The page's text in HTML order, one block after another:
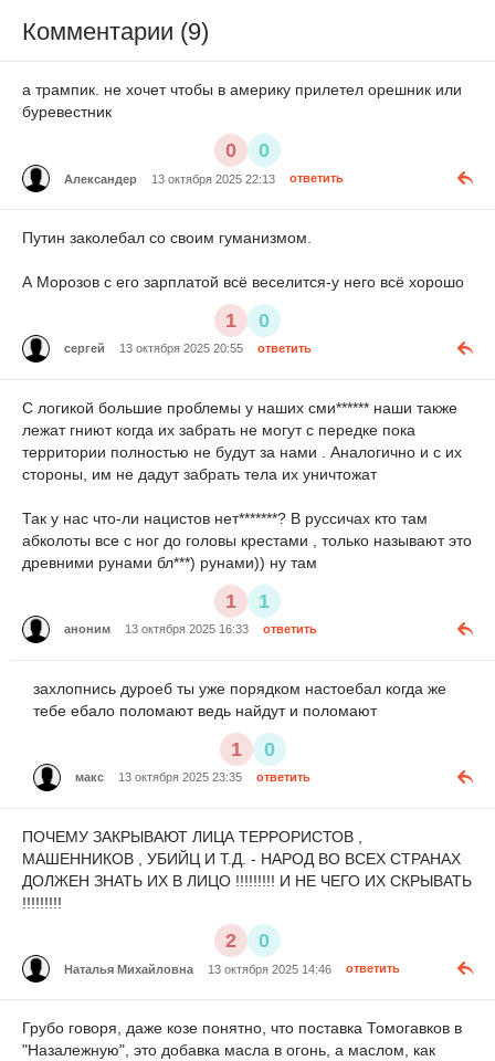
Комментарии (9)
а трампик. не хочет чтобы в америку прилетел орешник или
буревестник
0 0
Александер 13 октября 2025 22:13 ответить
Путин заколебал со своим гуманизмом.
А Морозов с его зарплатой всё веселится-у него всё хорошо
1 0
сергей 13 октября 2025 20:55 ответить
С логикой большие проблемы у наших сми****** наши также
лежат гниют когда их забрать не могут с передке пока
территории полностью не будут за нами . Аналогично и с их
стороны, им не дадут забрать тела их уничтожат
Так у нас что-ли нацистов нет*******? В руссичах кто там
абколоты все с ног до головы крестами , только называют это
древними рунами бл***) рунами)) ну там
1 1
аноним 13 октября 2025 16:33 ответить
захлопнись дуроеб ты уже порядком настоебал когда же
тебе ебало поломают ведь найдут и поломают
1 0
макс 13 октября 2025 23:35 ответить
ПОЧЕМУ ЗАКРЫВАЮТ ЛИЦА ТЕРРОРИСТОВ ,
МАШЕННИКОВ , УБИЙЦ И Т.Д. - НАРОД ВО ВСЕХ СТРАНАХ
ДОЛЖЕН ЗНАТЬ ИХ В ЛИЦО !!!!!!!!! И НЕ ЧЕГО ИХ СКРЫВАТЬ
!!!!!!!!!
2 0
Наталья Михайловна 13 октября 2025 14:46 ответить
Грубо говоря, даже козе понятно, что поставка Томогавков в
"Назалежную", это добавка масла в огонь, а маслом, как